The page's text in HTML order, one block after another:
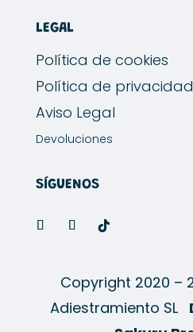
LEGAL
Política de cookies
Política de privacidad
Aviso Legal
Devoluciones
SÍGUENOS
Copyright 2020 –
Adiestramiento SL